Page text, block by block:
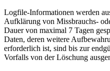
Logfile-Informationen werden
Aufklärung von Missbrauchs-
Dauer von maximal 7 Tagen
Daten, deren weitere
erforderlich ist, sind bis zur
Vorfalls von der Löschung